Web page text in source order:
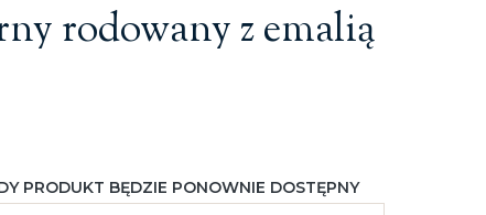
rodowany z emalią
PRODUKT BĘDZIE PONOWNIE DOSTĘPNY